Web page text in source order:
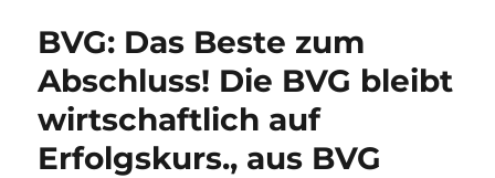
BVG: Das Beste zum
Abschluss! Die BVG bleibt
wirtschaftlich auf
Erfolgskurs., aus BVG